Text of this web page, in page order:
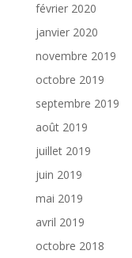
février 2020
janvier 2020
novembre 2019
octobre 2019
septembre 2019
août 2019
juillet 2019
juin 2019
mai 2019
avril 2019
octobre 2018